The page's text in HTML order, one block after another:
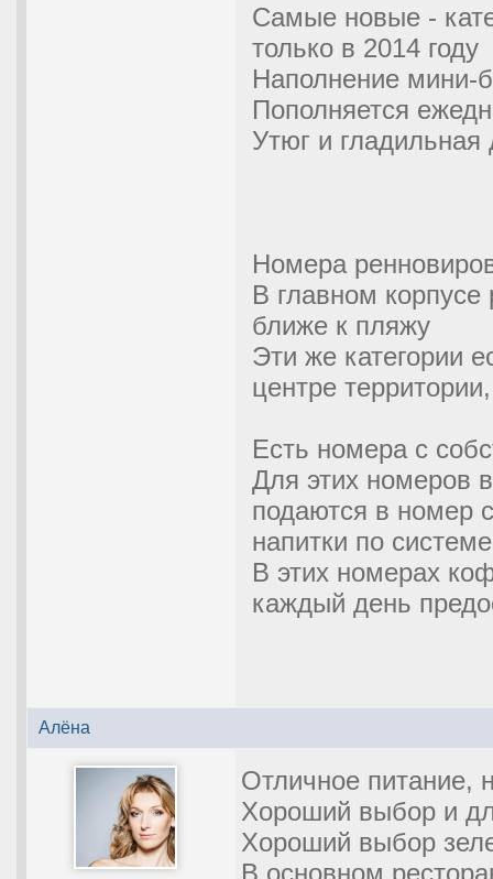
Самые новые -
только в 2014 году
Наполнение мини-
Пополняется
Утюг и гладильная
Номера
В главном
ближе к пляжу
Эти же категории
центре
Есть номера с
Для этих номеров
подаются в номер
напитки по
В этих номерах
каждый день
Алёна
Отличное питание,
Хороший выбор и
Хороший выбор
В основном